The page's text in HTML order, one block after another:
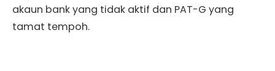
akaun bank yang tidak aktif dan PAT-G yang
tamat tempoh.